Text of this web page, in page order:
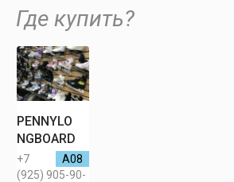
Где купить?
PENNYLO
NGBOARD
А08
+7
(925) 905-90-